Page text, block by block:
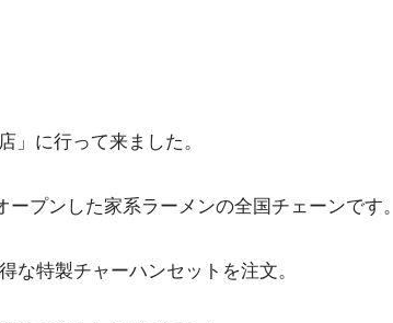
」に行って来ました。
ープンした家系ラーメンの全国チェーンです。
な特製チャーハンセットを注文。